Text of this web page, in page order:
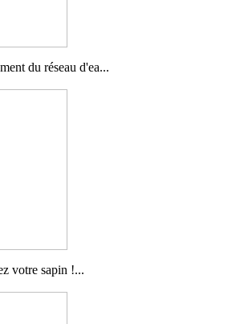
du réseau d'ea...
votre sapin !...